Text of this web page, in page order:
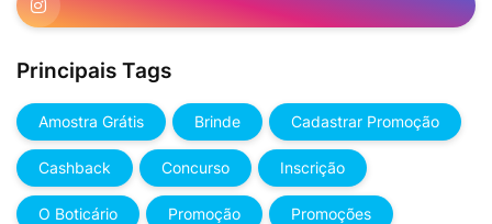
Principais Tags
Amostra Grátis Brinde Cadastrar Promoção
Cashback Concurso Inscrição
O Boticário Promoção Promoções